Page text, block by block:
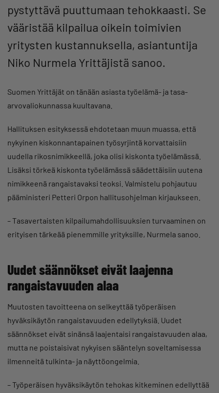
pystyttävä puuttumaan tehokkaasti. Se
vääristää kilpailua oikein toimivien
yritysten kustannuksella, asiantuntija
Niko Nurmela Yrittäjistä sanoo.
Suomen Yrittäjät on tänään asiasta työelämä- ja tasa-
arvovaliokunnassa kuultavana.
Hallituksen esityksessä ehdotetaan muun muassa, että
nykyinen kiskonnantapainen työsyrjintä korvattaisiin
uudella rikosnimikkeellä, joka olisi kiskonta työelämässä.
Lisäksi törkeä kiskonta työelämässä säädettäisiin uutena
nimikkeenä rangaistavaksi teoksi. Valmistelu pohjautuu
pääministeri Petteri Orpon hallitusohjelman kirjaukseen.
– Tasavertaisten kilpailumahdollisuuksien turvaaminen on
erityisen tärkeää pienemmille yrityksille, Nurmela sanoo.
Uudet säännökset eivät laajenna
rangaistavuuden alaa
Muutosten tavoitteena on selkeyttää työperäisen
hyväksikäytön rangaistavuuden edellytyksiä. Uudet
säännökset eivät sinänsä laajentaisi rangaistavuuden alaa,
mutta ne poistaisivat nykyisen sääntelyn soveltamisessa
ilmenneitä tulkinta- ja näyttöongelmia.
– Työperäisen hyväksikäytön tehokas kitkeminen edellyttää